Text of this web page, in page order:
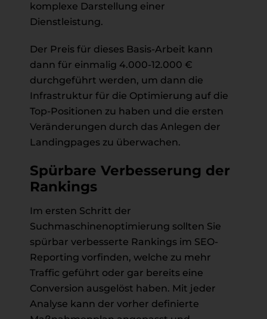
komplexe Darstellung einer
Dienstleistung.
Der Preis für dieses Basis-Arbeit kann
dann für einmalig 4.000-12.000 €
durchgeführt werden, um dann die
Infrastruktur für die Optimierung auf die
Top-Positionen zu haben und die ersten
Veränderungen durch das Anlegen der
Landingpages zu überwachen.
Spürbare Verbesserung der
Rankings
Im ersten Schritt der
Suchmaschinenoptimierung sollten Sie
spürbar verbesserte Rankings im SEO-
Reporting vorfinden, welche zu mehr
Traffic geführt oder gar bereits eine
Conversion ausgelöst haben. Mit jeder
Analyse kann der vorher definierte